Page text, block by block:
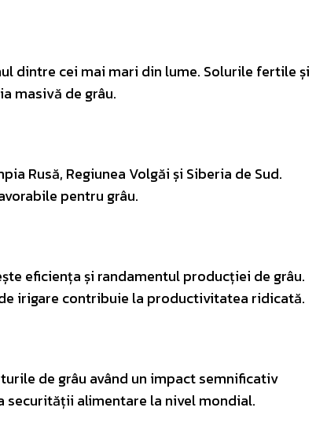
dintre cei mai mari din lume. Solurile fertile și
masivă de grâu.
Rusă, Regiunea Volgăi și Siberia de Sud.
pentru grâu.
eficiența și randamentul producției de grâu.
irigare contribuie la productivitatea ridicată.
de grâu având un impact semnificativ
securității alimentare la nivel mondial.